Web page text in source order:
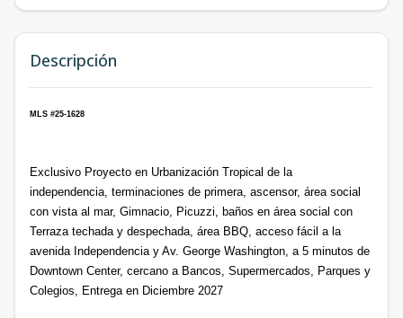
Descripción
MLS #25-1628
Exclusivo Proyecto en Urbanización Tropical de la
independencia, terminaciones de primera, ascensor, área social
con vista al mar, Gimnacio, Picuzzi, baños en área social con
Terraza techada y despechada, área BBQ, acceso fácil a la
avenida Independencia y Av. George Washington, a 5 minutos de
Downtown Center, cercano a Bancos, Supermercados, Parques y
Colegios, Entrega en Diciembre 2027